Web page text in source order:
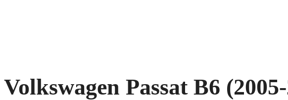
Volkswagen Passat B6